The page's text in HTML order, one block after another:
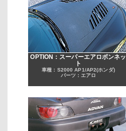
OPTION：スーパーエアロボンネッ
ト
車種：S2000 AP1/AP2(ホンダ)
パーツ：エアロ